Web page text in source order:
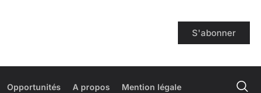
S'abonner
Opportunités A propos Mention légale